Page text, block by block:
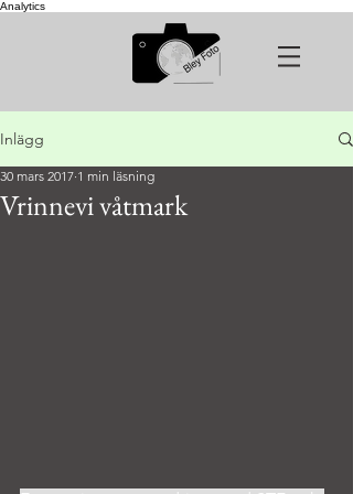
Analytics
Inlägg
Vrinnevi våtmark
30 mars 2017 1 min läsning